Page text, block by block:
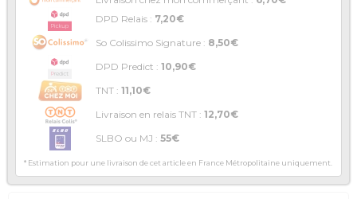
DPD Relais : 7,20€
So Colissimo Signature : 8,50€
DPD Predict : 10,90€
TNT : 11,10€
Livraison en relais TNT : 12,70€
SLBO ou MJ : 55€
* Estimation pour une livraison de cet article en France Métropolitaine uniquement.